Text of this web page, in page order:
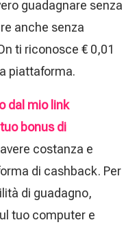
guadagnare senza
anche senza
ti riconosce € 0,01
piattaforma.
dal mio link
bonus di
costanza e
di cashback. Per
di guadagno,
tuo computer e